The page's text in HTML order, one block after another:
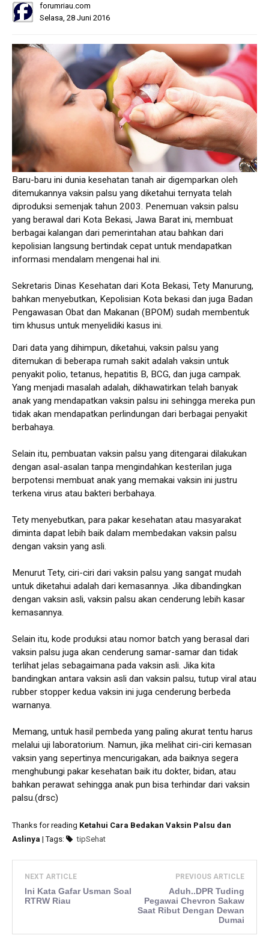
forumriau.com
Selasa, 28 Juni 2016
Baru-baru ini dunia kesehatan tanah air digemparkan oleh
ditemukannya vaksin palsu yang diketahui ternyata telah
diproduksi semenjak tahun 2003. Penemuan vaksin palsu
yang berawal dari Kota Bekasi, Jawa Barat ini, membuat
berbagai kalangan dari pemerintahan atau bahkan dari
kepolisian langsung bertindak cepat untuk mendapatkan
informasi mendalam mengenai hal ini.
Sekretaris Dinas Kesehatan dari Kota Bekasi, Tety Manurung,
bahkan menyebutkan, Kepolisian Kota bekasi dan juga Badan
Pengawasan Obat dan Makanan (BPOM) sudah membentuk
tim khusus untuk menyelidiki kasus ini.
Dari data yang dihimpun, diketahui, vaksin palsu yang
ditemukan di beberapa rumah sakit adalah vaksin untuk
penyakit polio, tetanus, hepatitis B, BCG, dan juga campak.
Yang menjadi masalah adalah, dikhawatirkan telah banyak
anak yang mendapatkan vaksin palsu ini sehingga mereka pun
tidak akan mendapatkan perlindungan dari berbagai penyakit
berbahaya.
Selain itu, pembuatan vaksin palsu yang ditengarai dilakukan
dengan asal-asalan tanpa mengindahkan kesterilan juga
berpotensi membuat anak yang memakai vaksin ini justru
terkena virus atau bakteri berbahaya.
Tety menyebutkan, para pakar kesehatan atau masyarakat
diminta dapat lebih baik dalam membedakan vaksin palsu
dengan vaksin yang asli.
Menurut Tety, ciri-ciri dari vaksin palsu yang sangat mudah
untuk diketahui adalah dari kemasannya. Jika dibandingkan
dengan vaksin asli, vaksin palsu akan cenderung lebih kasar
kemasannya.
Selain itu, kode produksi atau nomor batch yang berasal dari
vaksin palsu juga akan cenderung samar-samar dan tidak
terlihat jelas sebagaimana pada vaksin asli. Jika kita
bandingkan antara vaksin asli dan vaksin palsu, tutup viral atau
rubber stopper kedua vaksin ini juga cenderung berbeda
warnanya.
Memang, untuk hasil pembeda yang paling akurat tentu harus
melalui uji laboratorium. Namun, jika melihat ciri-ciri kemasan
vaksin yang sepertinya mencurigakan, ada baiknya segera
menghubungi pakar kesehatan baik itu dokter, bidan, atau
bahkan perawat sehingga anak pun bisa terhindar dari vaksin
palsu.(drsc)
Thanks for reading Ketahui Cara Bedakan Vaksin Palsu dan
Aslinya | Tags: tipSehat
NEXT ARTICLE
Ini Kata Gafar Usman Soal
RTRW Riau
PREVIOUS ARTICLE
Aduh..DPR Tuding
Pegawai Chevron Sakaw
Saat Ribut Dengan Dewan
Dumai